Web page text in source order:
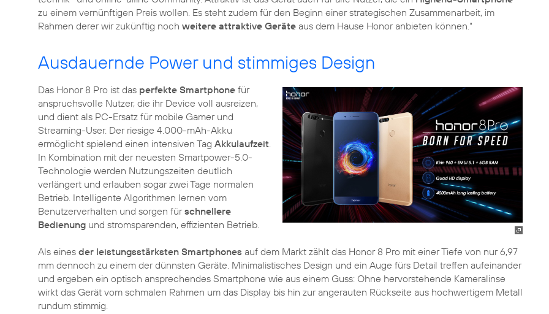
zu einem vernünftigen Preis wollen. Es steht zudem für den Beginn einer strategischen Zusammenarbeit, im
Rahmen derer wir zukünftig noch weitere attraktive Geräte aus dem Hause Honor anbieten können.“
Ausdauernde Power und stimmiges Design
Das Honor 8 Pro ist das perfekte Smartphone für
anspruchsvolle Nutzer, die ihr Device voll ausreizen,
und dient als PC-Ersatz für mobile Gamer und
Streaming-User. Der riesige 4.000-mAh-Akku
ermöglicht spielend einen intensiven Tag Akkulaufzeit.
In Kombination mit der neuesten Smartpower-5.0-
Technologie werden Nutzungszeiten deutlich
verlängert und erlauben sogar zwei Tage normalen
Betrieb. Intelligente Algorithmen lernen vom
Benutzerverhalten und sorgen fürschnellere
Bedienung und stromsparenden, effizienten Betrieb.
Als eines der leistungsstärksten Smartphones auf dem Markt zählt das Honor 8 Pro mit einer Tiefe von nur 6,97
mm dennoch zu einem der dünnsten Geräte. Minimalistisches Design und ein Auge fürs Detail treffen aufeinander
und ergeben ein optisch ansprechendes Smartphone wie aus einem Guss: Ohne hervorstehende Kameralinse
wirkt das Gerät vom schmalen Rahmen um das Display bis hin zur angerauten Rückseite aus hochwertigem Metall
rundum stimmig.